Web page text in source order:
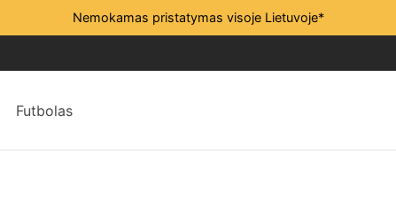
Nemokamas pristatymas visoje Lietuvoje*
Futbolas